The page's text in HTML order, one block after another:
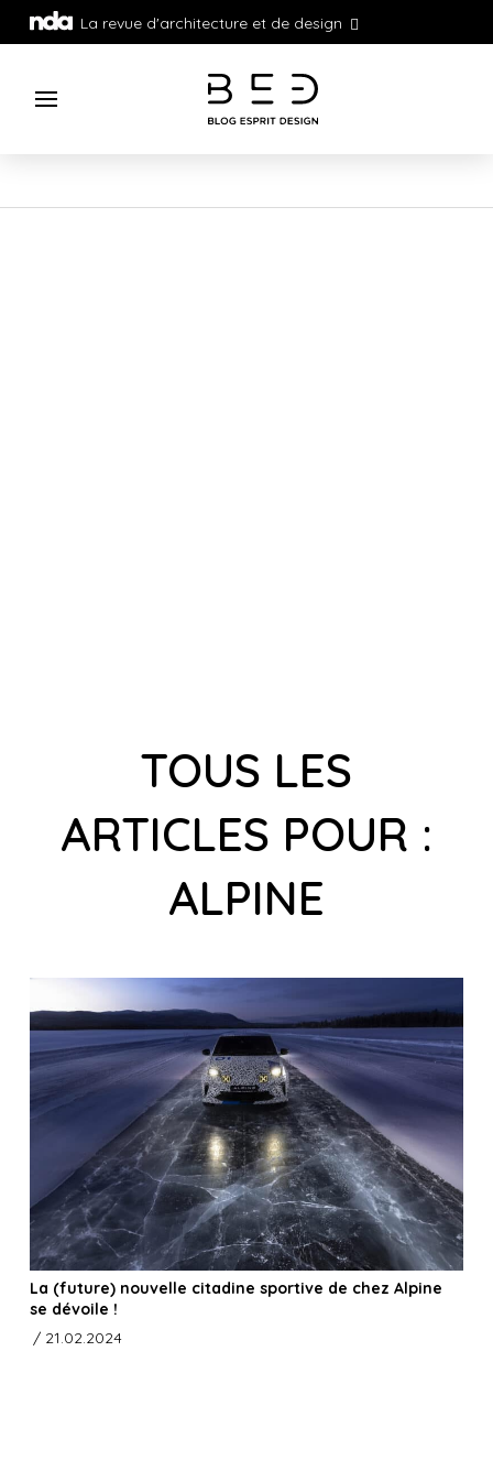
La revue d'architecture et de design
TOUS LES
ARTICLES POUR :
ALPINE
La (future) nouvelle citadine sportive de chez Alpine
se dévoile !
/ 21.02.2024